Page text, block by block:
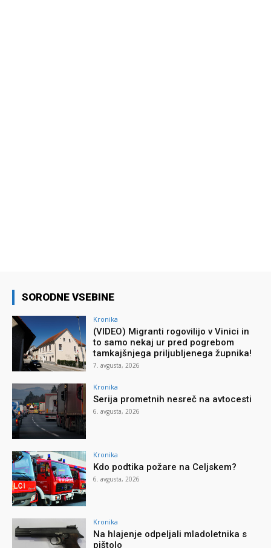
SORODNE VSEBINE
Kronika
(VIDEO) Migranti rogovilijo v Vinici in
to samo nekaj ur pred pogrebom
tamkajšnjega priljubljenega župnika!
7. avgusta, 2026
Kronika
Serija prometnih nesreč na avtocesti
6. avgusta, 2026
Kronika
Kdo podtika požare na Celjskem?
6. avgusta, 2026
Kronika
Na hlajenje odpeljali mladoletnika s
pištolo